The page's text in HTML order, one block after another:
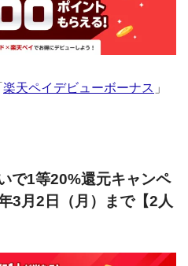
楽天ペイデビューボーナス 」
で1等20%還元キャンペ
3月2日（月）まで【2人